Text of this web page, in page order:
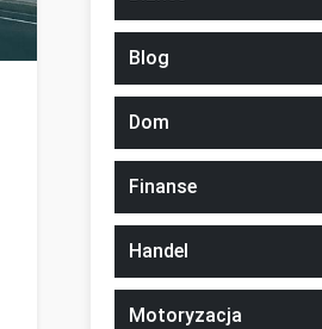
Blog
Dom
Finanse
Handel
Motoryzacja